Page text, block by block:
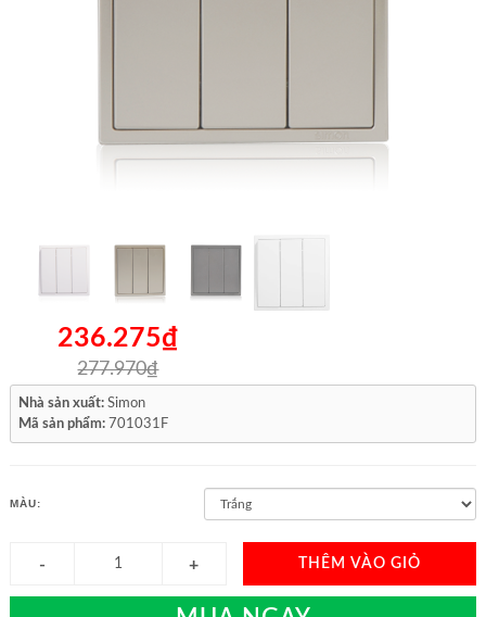
236.275₫
277.970₫
Nhà sản xuất: Simon
Mã sản phẩm: 701031F
MÀU:
THÊM VÀO GIỎ